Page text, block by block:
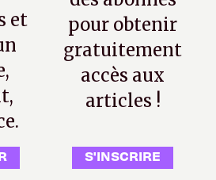
et
pour obtenir
gratuitement
accès aux
articles !
S'INSCRIRE